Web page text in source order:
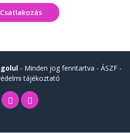
Csatlakozás
- Minden jog fenntartva - ÁSZF-
tájékoztató